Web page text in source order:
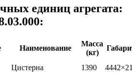
единиц агрегата:
Наименование
Масса
(кг)
Цистерна 1390